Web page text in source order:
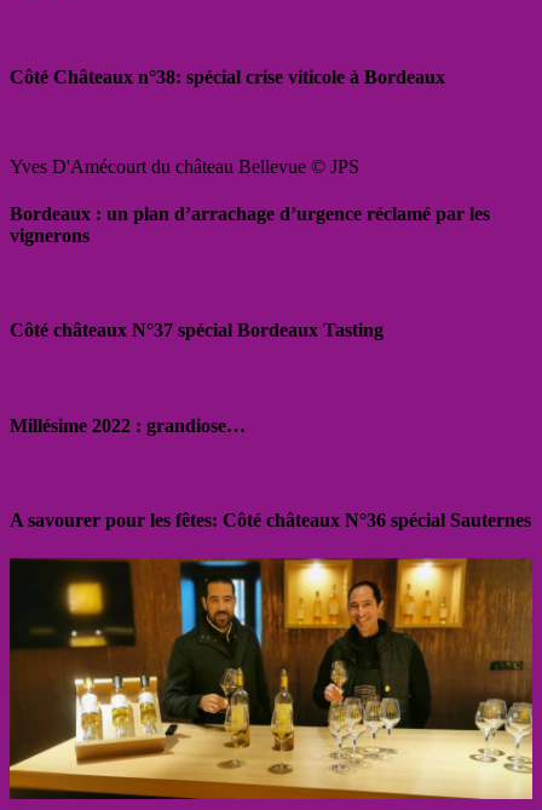
Côté Châteaux n°38: spécial crise viticole à Bordeaux
Yves D'Amécourt du château Bellevue © JPS
Bordeaux : un plan d’arrachage d’urgence réclamé par les
vignerons
Côté châteaux N°37 spécial Bordeaux Tasting
Millésime 2022 : grandiose…
A savourer pour les fêtes: Côté châteaux N°36 spécial Sauternes